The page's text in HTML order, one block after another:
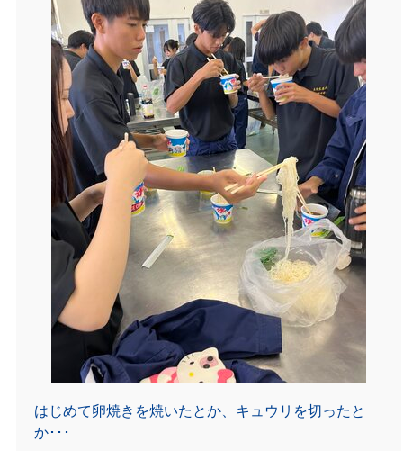
はじめて卵焼きを焼いたとか、キュウリを切ったと
か･･･